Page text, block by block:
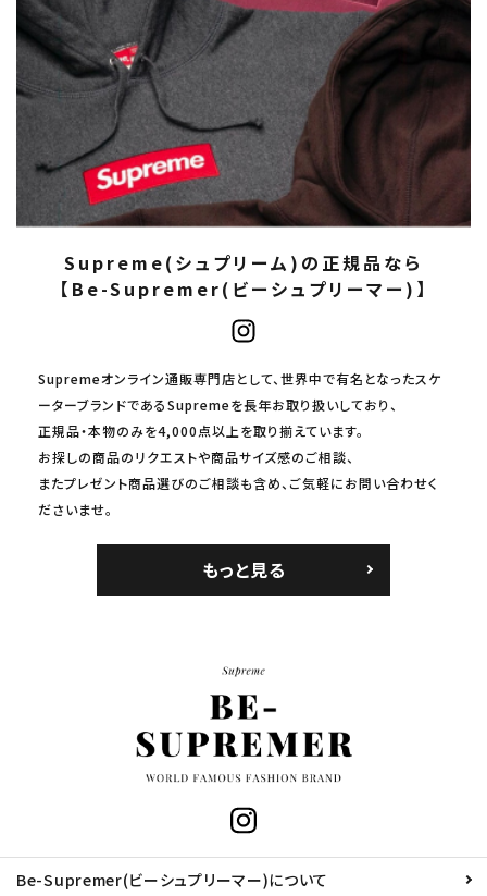
Supreme(シュプリーム)の正規品なら
【Be-Supremer(ビーシュプリーマー)】
Supremeオンライン通販専門店として、世界中で有名となったスケ
ーターブランドであるSupremeを長年お取り扱いしており、
正規品・本物のみを4,000点以上を取り揃えています。
お探しの商品のリクエストや商品サイズ感のご相談、
またプレゼント商品選びのご相談も含め、ご気軽にお問い合わせく
ださいませ。
もっと見る
Be-Supremer(ビーシュプリーマー)について